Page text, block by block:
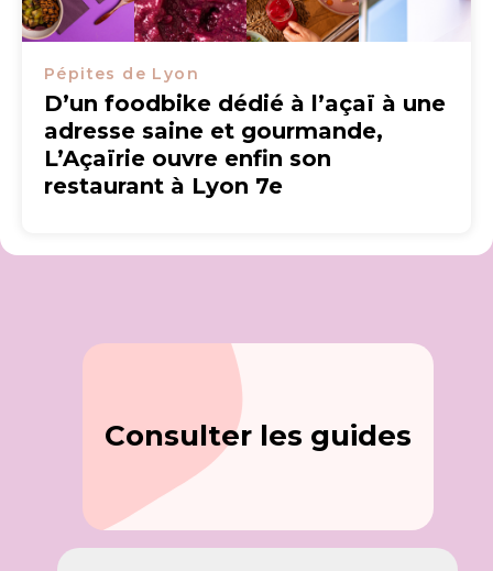
Pépites de Lyon
D’un foodbike dédié à l’açaï à une
adresse saine et gourmande,
L’Açaïrie ouvre enfin son
restaurant à Lyon 7e
Consulter les guides